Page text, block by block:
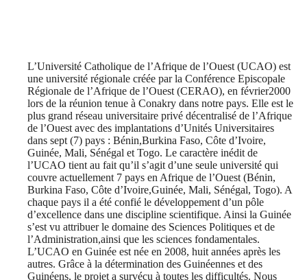
L’Université Catholique de l’Afrique de l’Ouest (UCAO) est
une université régionale créée par la Conférence Episcopale
Régionale de l’Afrique de l’Ouest (CERAO), en février2000
lors de la réunion tenue à Conakry dans notre pays. Elle est le
plus grand réseau universitaire privé décentralisé de l’Afrique
de l’Ouest avec des implantations d’Unités Universitaires
dans sept (7) pays : Bénin,Burkina Faso, Côte d’Ivoire,
Guinée, Mali, Sénégal et Togo. Le caractère inédit de
l’UCAO tient au fait qu’il s’agit d’une seule université qui
couvre actuellement 7 pays en Afrique de l’Ouest (Bénin,
Burkina Faso, Côte d’Ivoire,Guinée, Mali, Sénégal, Togo). A
chaque pays il a été confié le développement d’un pôle
d’excellence dans une discipline scientifique. Ainsi la Guinée
s’est vu attribuer le domaine des Sciences Politiques et de
l’Administration,ainsi que les sciences fondamentales.
L’UCAO en Guinée est née en 2008, huit années après les
autres. Grâce à la détermination des Guinéennes et des
Guinéens, le projet a survécu à toutes les difficultés. Nous